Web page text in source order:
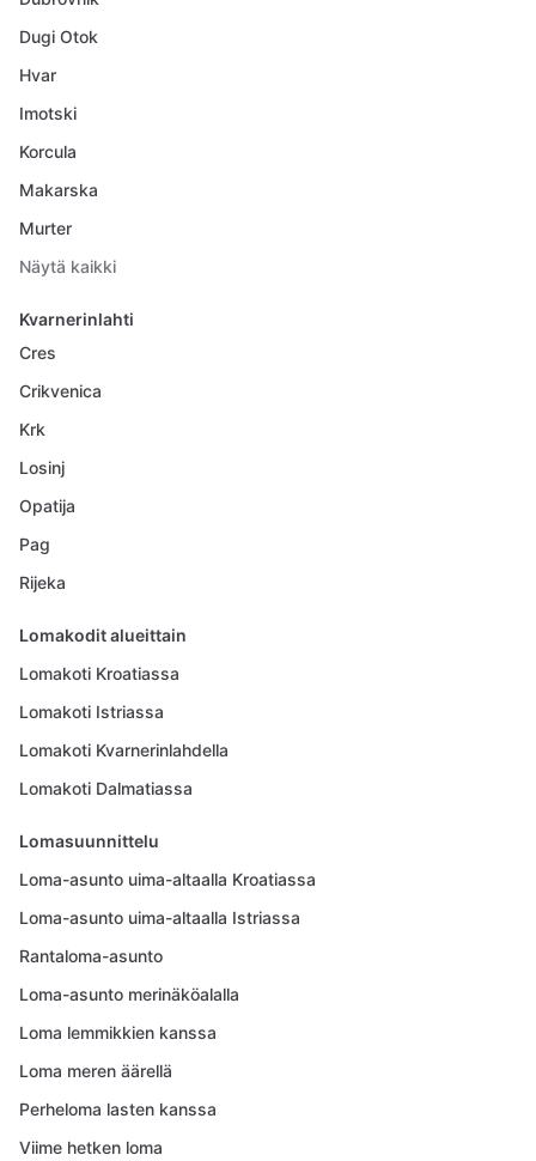
Dugi Otok
Hvar
Imotski
Korcula
Makarska
Murter
Näytä kaikki
Kvarnerinlahti
Cres
Crikvenica
Krk
Losinj
Opatija
Pag
Rijeka
Lomakodit alueittain
Lomakoti Kroatiassa
Lomakoti Istriassa
Lomakoti Kvarnerinlahdella
Lomakoti Dalmatiassa
Lomasuunnittelu
Loma-asunto uima-altaalla Kroatiassa
Loma-asunto uima-altaalla Istriassa
Rantaloma-asunto
Loma-asunto merinäköalalla
Loma lemmikkien kanssa
Loma meren äärellä
Perheloma lasten kanssa
Viime hetken loma